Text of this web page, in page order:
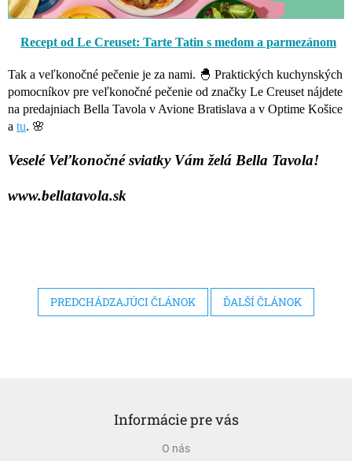
Recept od Le Creuset: Tarte Tatin s medom a parmezánom
Tak a veľkonočné pečenie je za nami. 🐣 Praktických kuchynských
pomocníkov pre veľkonočné pečenie od značky Le Creuset nájdete
na predajniach Bella Tavola v Avione Bratislava a v Optime Košice
a tu. 🌸
Veselé Veľkonočné sviatky Vám želá Bella Tavola!
www.bellatavola.sk
PREDCHÁDZAJÚCI ČLÁNOK ĎALŠÍ ČLÁNOK
Informácie pre vás
O nás